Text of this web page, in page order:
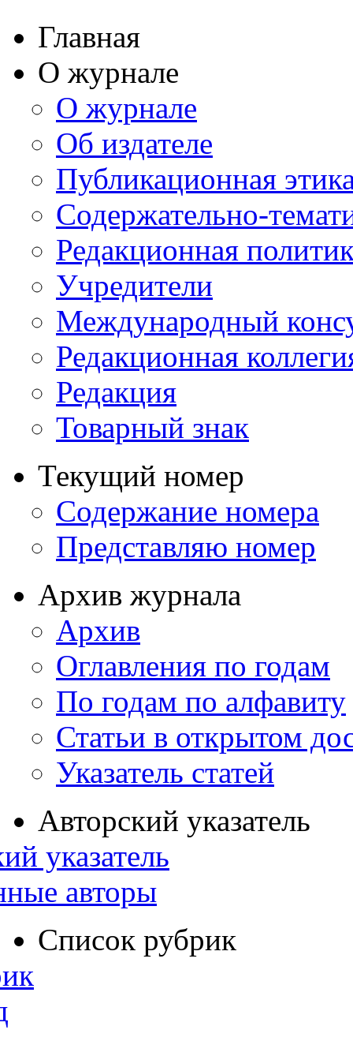
Главная
О журнале
О журнале
Об издателе
Публикационная
Содержательно-
Редакционная
Учредители
Международный
Редакционная
Редакция
Товарный знак
Текущий номер
Содержание номера
Представляю номер
Архив журнала
Архив
Оглавления по годам
По годам по алфавиту
Статьи в открытом
Указатель статей
Авторский указатель
указатель
авторы
Список рубрик